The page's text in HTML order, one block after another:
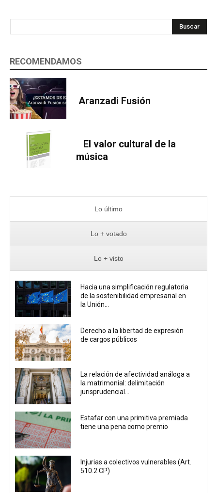
Buscar
RECOMENDAMOS
Aranzadi Fusión
El valor cultural de la
música
Lo último
Lo + votado
Lo + visto
Hacia una simplificación regulatoria
de la sostenibilidad empresarial en
la Unión...
Derecho a la libertad de expresión
de cargos públicos
La relación de afectividad análoga a
la matrimonial: delimitación
jurisprudencial...
Estafar con una primitiva premiada
tiene una pena como premio
Injurias a colectivos vulnerables (Art.
510.2 CP)